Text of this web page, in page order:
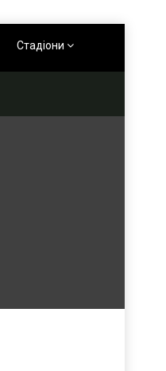
Стадіони